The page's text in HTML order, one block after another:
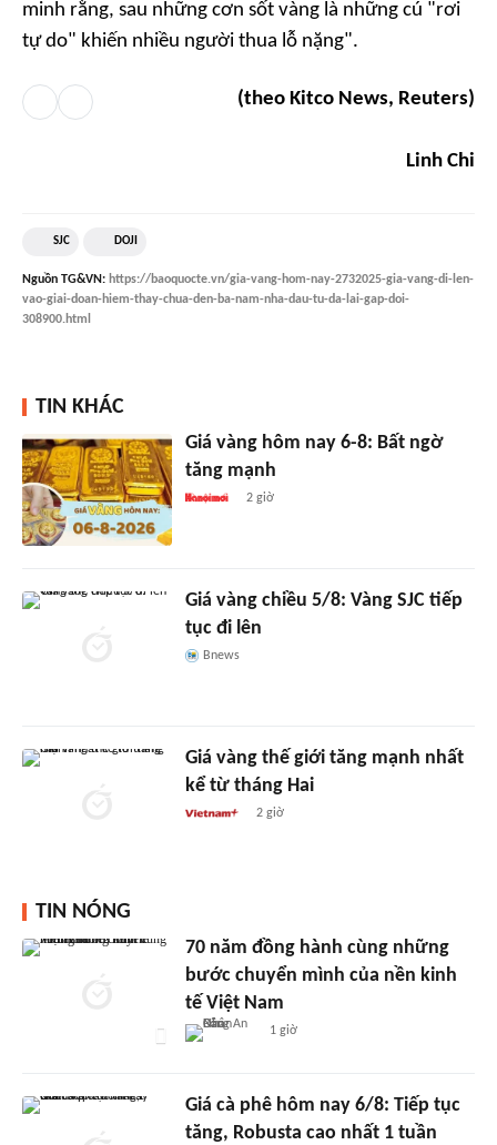
minh rằng, sau những cơn sốt vàng là những cú "rơi
tự do" khiến nhiều người thua lỗ nặng".
(theo Kitco News, Reuters)
Linh Chi
SJC DOJI
Nguồn TG&VN: https://baoquocte.vn/gia-vang-hom-nay-2732025-gia-vang-di-len-
vao-giai-doan-hiem-thay-chua-den-ba-nam-nha-dau-tu-da-lai-gap-doi-
308900.html
TIN KHÁC
Giá vàng hôm nay 6-8: Bất ngờ
tăng mạnh
2 giờ
Giá vàng chiều 5/8: Vàng SJC tiếp
tục đi lên
Bnews
Giá vàng thế giới tăng mạnh nhất
kể từ tháng Hai
2 giờ
TIN NÓNG
70 năm đồng hành cùng những
bước chuyển mình của nền kinh
tế Việt Nam
1 giờ
Giá cà phê hôm nay 6/8: Tiếp tục
tăng, Robusta cao nhất 1 tuần